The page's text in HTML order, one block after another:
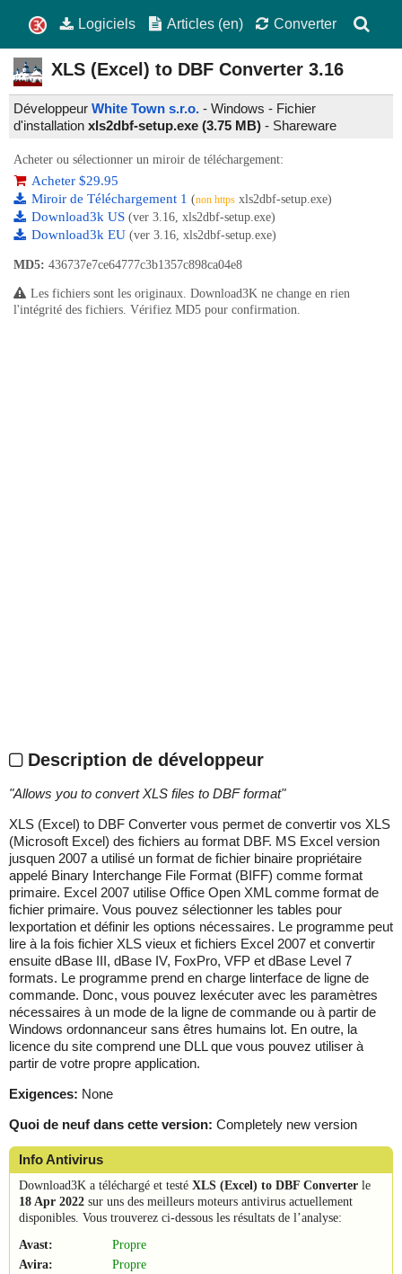
Logiciels Articles (en) Converter
XLS (Excel) to DBF Converter 3.16
Développeur White Town s.r.o. - Windows - Fichier
d'installation xls2dbf-setup.exe (3.75 MB) - Shareware
Acheter ou sélectionner un miroir de téléchargement:
Acheter $29.95
Miroir de Téléchargement 1 (non https xls2dbf-setup.exe)
Download3k US (ver 3.16, xls2dbf-setup.exe)
Download3k EU (ver 3.16, xls2dbf-setup.exe)
MD5: 436737e7ce64777c3b1357c898ca04e8
Les fichiers sont les originaux. Download3K ne change en rien
l'intégrité des fichiers. Vérifiez MD5 pour confirmation.
Description de développeur
"Allows you to convert XLS files to DBF format"
XLS (Excel) to DBF Converter vous permet de convertir vos XLS
(Microsoft Excel) des fichiers au format DBF. MS Excel version
jusquen 2007 a utilisé un format de fichier binaire propriétaire
appelé Binary Interchange File Format (BIFF) comme format
primaire. Excel 2007 utilise Office Open XML comme format de
fichier primaire. Vous pouvez sélectionner les tables pour
lexportation et définir les options nécessaires. Le programme peut
lire à la fois fichier XLS vieux et fichiers Excel 2007 et convertir
ensuite dBase III, dBase IV, FoxPro, VFP et dBase Level 7
formats. Le programme prend en charge linterface de ligne de
commande. Donc, vous pouvez lexécuter avec les paramètres
nécessaires à un mode de la ligne de commande ou à partir de
Windows ordonnanceur sans êtres humains lot. En outre, la
licence du site comprend une DLL que vous pouvez utiliser à
partir de votre propre application.
Exigences: None
Quoi de neuf dans cette version: Completely new version
Info Antivirus
Download3K a téléchargé et testé XLS (Excel) to DBF Converter le
18 Apr 2022 sur uns des meilleurs moteurs antivirus actuellement
disponibles. Vous trouverez ci-dessous les résultats de l’analyse:
Avast:
Propre
Avira:
Propre